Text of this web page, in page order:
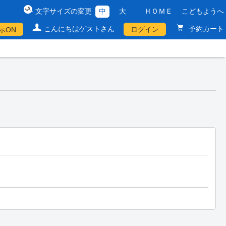
文字サイズの変更 中 大 ＨＯＭＥ こどもようへ
ON こんにちはゲストさん ログイン 予約カート